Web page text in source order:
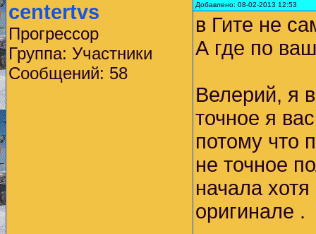
centertvs
Прогрессор
Группа: Участники
Сообщений: 58
Добавлено: 08-02-2013 12:53
в Гите не
А где по
Велерий, я
точное я
потому что
не точное
начала
оригинале .